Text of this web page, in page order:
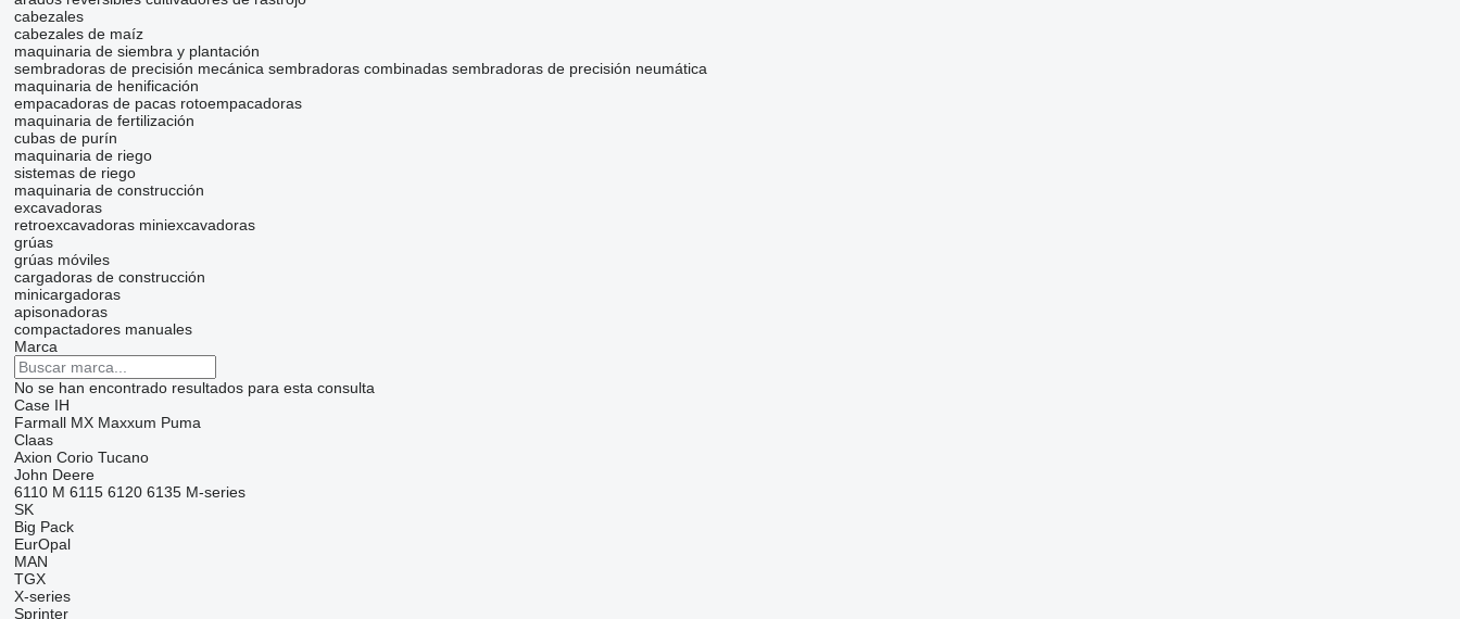
cabezales
cabezales de maíz
maquinaria de siembra y plantación
sembradoras de precisión mecánica sembradoras combinadas sembradoras de precisión neumática
maquinaria de henificación
empacadoras de pacas rotoempacadoras
maquinaria de fertilización
cubas de purín
maquinaria de riego
sistemas de riego
maquinaria de construcción
excavadoras
retroexcavadoras miniexcavadoras
grúas
grúas móviles
cargadoras de construcción
minicargadoras
apisonadoras
compactadores manuales
Marca
No se han encontrado resultados para esta consulta
Case IH
Farmall MX Maxxum Puma
Claas
Axion Corio Tucano
John Deere
6110 M 6115 6120 6135 M-series
SK
Big Pack
EurOpal
MAN
TGX
X-series
Sprinter